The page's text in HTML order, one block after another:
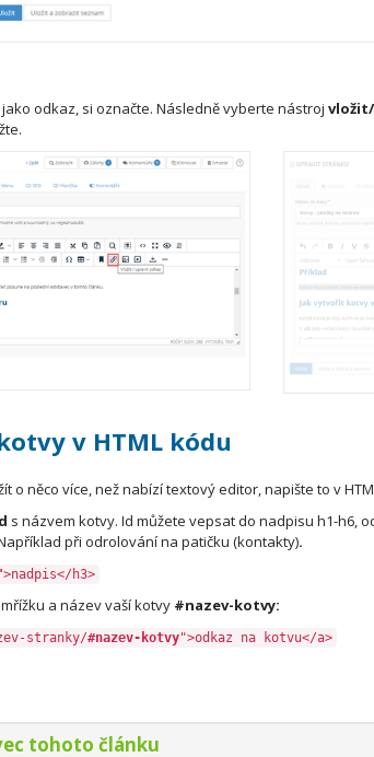
odkaz, si označte. Následně vyberte nástroj
v HTML kódu
o něco více, než nabízí textový editor, napište to v
s názvem kotvy. Id můžete vepsat do nadpisu h1-h6,
při odrolování na patičku (kontakty).
>nadpis</h3>
a název vaší kotvy #nazev-kotvy:
stranky/#nazev-kotvy">odkaz na kotvu</a>
tohoto článku